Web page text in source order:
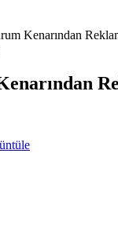
Kenarından